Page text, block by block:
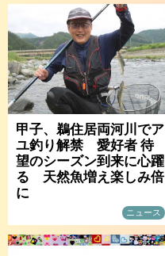
甲子、鵜住居両河川でア
ユ釣り解禁 愛好者 待
望のシーズン到来に心躍
る 天然魚増え楽しみ倍
に
ニュース